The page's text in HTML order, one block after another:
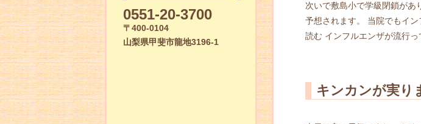
次いで敷島小で学級閉鎖があ
予想されます。 当院でもイ
読む インフルエンザが流行っ
キンカンが実り
0551-20-3700
〒400-0104
山梨県甲斐市龍地3196-1